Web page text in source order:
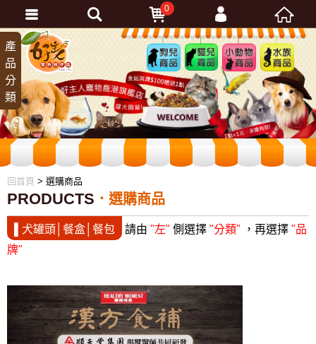
狗兒
商品
貓兒
商品
小動
物商
品
水族
商品
回首頁 > 選購商品
產
品
分
類
PRODUCTS 選購商品
▌犬罐頭│餐盒│餐包 請由 "左" 側選擇 "分類" ，再選擇 "品
牌"
0
會員登入
忘記密碼
加入會員
訂單查詢